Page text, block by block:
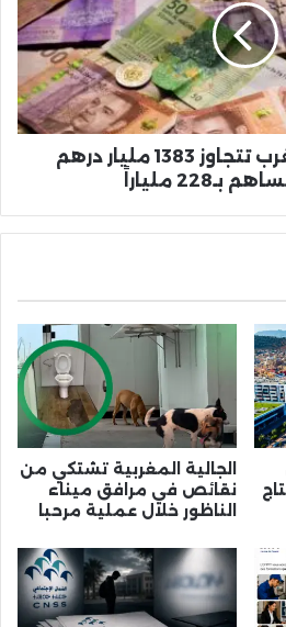
ودائع بنكية بالمغرب تتجاوز 1383 مليار درهم
ملياراً
الجالية المغربية تشتكي من
نقائص في مرافق ميناء
الناظور خلال عملية مرحبا